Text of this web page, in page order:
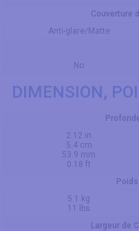
Couverture
Anti-glare/Matte
No
DIMENSION,
2.12 in
5.4 cm
53.9 mm
0.18 ft
5.1 kg
11 lbs
Largeur de